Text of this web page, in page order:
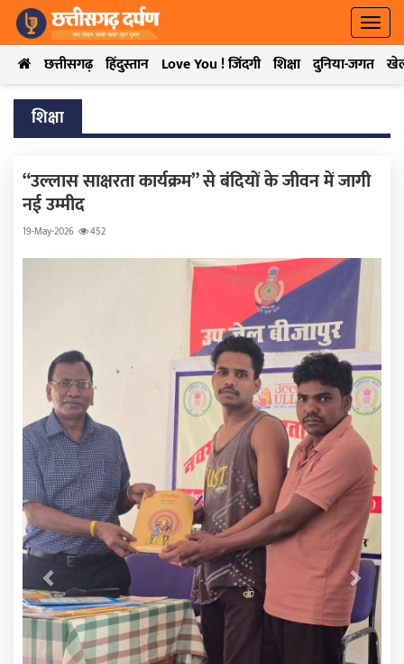
छत्तीसगढ़ हिंदुस्तान Love You ! जिंदगी शिक्षा दुनिया-जगत
शिक्षा
“उल्लास साक्षरता कार्यक्रम” से बंदियों के जीवन में जागी
नई उम्मीद
19-May-2026 452
Next